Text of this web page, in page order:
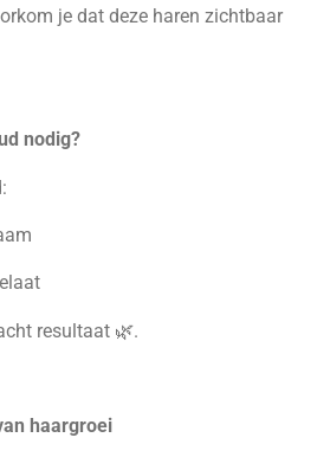
je dat deze haren zichtbaar
nodig?
resultaat 🌿.
haargroei